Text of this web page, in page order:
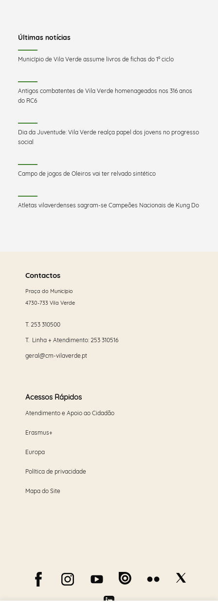
Últimas notícias
Município de Vila Verde assume livros de fichas do 1º ciclo
Antigos combatentes de Vila Verde homenageados nos 316 anos
do RC6
Dia da Juventude: Vila Verde realça papel dos jovens no progresso
social
Campo de jogos de Oleiros vai ter relvado sintético
Atletas vilaverdenses sagram-se Campeões Nacionais de Kung Do
maisContactos
Praça do Município
4730-733 Vila Verde
T. 253 310500
T. Linha + Atendimento: 253 310516
geral@cm-vilaverde.pt
Acessos Rápidos
Atendimento e Apoio ao Cidadão
Erasmus+
Europa
Política de privacidade
Mapa do Site